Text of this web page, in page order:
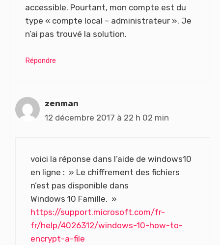
accessible. Pourtant, mon compte est du
type « compte local – administrateur ». Je
n’ai pas trouvé la solution.
Répondre
zenman
12 décembre 2017 à 22 h 02 min
voici la réponse dans l’aide de windows10
en ligne : » Le chiffrement des fichiers
n’est pas disponible dans
Windows 10 Famille. »
https://support.microsoft.com/fr-
fr/help/4026312/windows-10-how-to-
encrypt-a-file